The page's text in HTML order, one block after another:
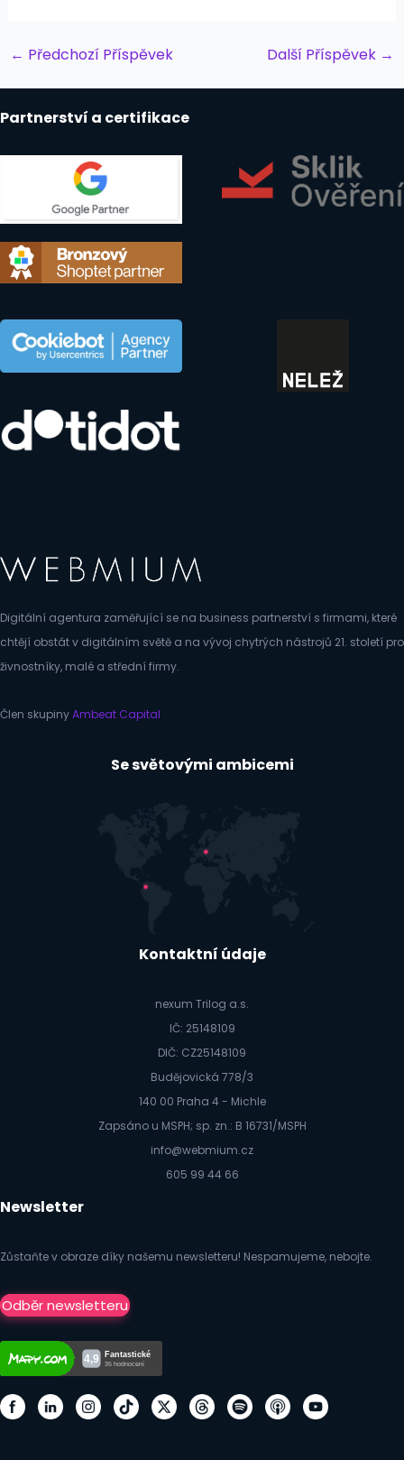
Post
← Předchozí Příspěvek Další Příspěvek →
Partnerství a certifikace
Digitální agentura zaměřující se na business partnerství s firmami, které
chtějí obstát v digitálním světě a na vývoj chytrých nástrojů 21. století pro
živnostníky, malé a střední firmy.
Člen skupinyAmbeat Capital
Se světovými ambicemi
Kontaktní údaje
nexum Trilog a.s.
IČ: 25148109
DIČ: CZ25148109
Budějovická 778/3
140 00 Praha 4 - Michle
Zapsáno u MSPH; sp. zn.: B 16731/MSPH
info@webmium.cz
605 99 44 66
Newsletter
Zůstaňte v obraze díky našemu newsletteru! Nespamujeme, nebojte.
Odběr newsletteru